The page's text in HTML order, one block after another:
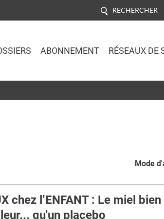
RECHERCHER
ABONNEMENT RÉSEAUX DE
Mode
chez l’ENFANT : Le miel bien
qu'un placebo